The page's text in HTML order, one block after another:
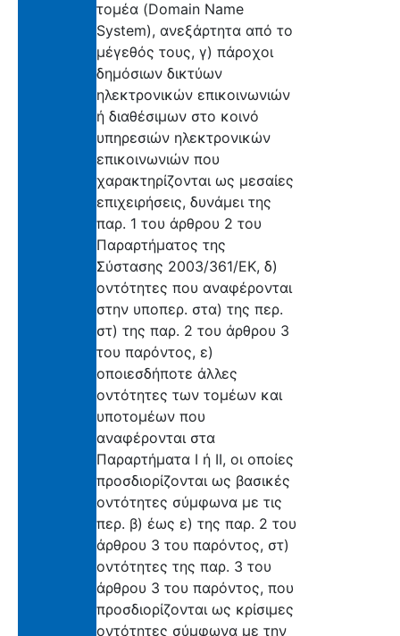
τομέα (Domain Name
System), ανεξάρτητα από το
μέγεθός τους, γ) πάροχοι
δημόσιων δικτύων
ηλεκτρονικών επικοινωνιών
ή διαθέσιμων στο κοινό
υπηρεσιών ηλεκτρονικών
επικοινωνιών που
χαρακτηρίζονται ως μεσαίες
επιχειρήσεις, δυνάμει της
παρ. 1 του άρθρου 2 του
Παραρτήματος της
Σύστασης 2003/361/ΕΚ, δ)
οντότητες που αναφέρονται
στην υποπερ. στα) της περ.
στ) της παρ. 2 του άρθρου 3
του παρόντος, ε)
οποιεσδήποτε άλλες
οντότητες των τομέων και
υποτομέων που
αναφέρονται στα
Παραρτήματα Ι ή ΙΙ, οι οποίες
προσδιορίζονται ως βασικές
οντότητες σύμφωνα με τις
περ. β) έως ε) της παρ. 2 του
άρθρου 3 του παρόντος, στ)
οντότητες της παρ. 3 του
άρθρου 3 του παρόντος, που
προσδιορίζονται ως κρίσιμες
οντότητες σύμφωνα με την